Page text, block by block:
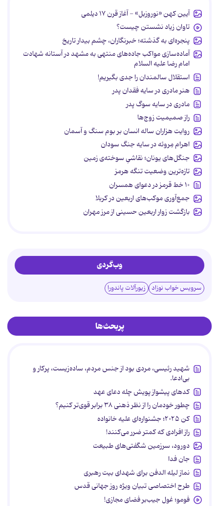
آیین کهن «نوروزبل» - آغاز قرن ۱۷ دیلمی
تاوان زیاد نشستن چیست؟
پنجره‌ای به گذشته؛ خبرنگاران، چشم بیدار تاریخ
آماده‌سازی مواکب جاده‌های منتهی به مشهد در آستانه شهادت
امام رضا علیه السلام
استقلال سالمندان را جدی بگیریم!
هنر مادری در سایه‌ فقدان پدر
مادری در سایه سوگ پدر
راز صمیمیت زوج‌ها
روایت هزاران ساله انسان بر بوم سنگ و آسمان
اهرام مِروئه در سایه جنگ سودان
جنگل‌های یونان؛ نقاشیِ سوخته‌ی زمین
تازه‌ترین وضعیت تنگه هرمز
۱۰ خط قرمز در دعوای همسران
جمع‌آوری موکب‌های اربعین در کربلا
بازگشت زوار اربعین حسینی از مرز مهران
وب‌گردی
سرویس خواب نوزاد زیورآلات پاندورا
پربحث‌ها
شهید رئیسی، مردی بود از جنس مردم، ساده‌زیست، پرکار و
بی‌ادعا.
کدهای پیشواز پویش چله دعای عهد
چطور خودمان را از نظر ذهنی ۳۸ برابر قوی‌تر کنیم؟
کن ۲۰۲۵؛ جشنواره‌ای علیه خانواده
راز افرادی که کمتر ضرر می‌کنند!
دورود، سرزمین شگفتی‌های طبیعت
جان فدا
نماز لیله الدفن برای شهدای بیت رهبری
طرح اختصاصی تبیان ویژه روز جهانی قدس
فومو؛ غول جیب‌بر فضای مجازی!